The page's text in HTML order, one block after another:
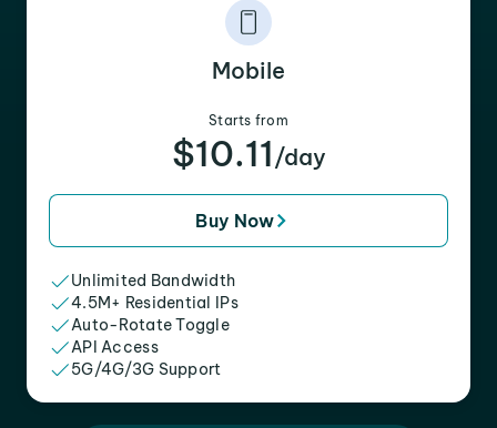
Mobile
Starts from
$10.11 /day
Buy Now
Unlimited Bandwidth
4.5M+ Residential IPs
Auto-Rotate Toggle
API Access
5G/4G/3G Support